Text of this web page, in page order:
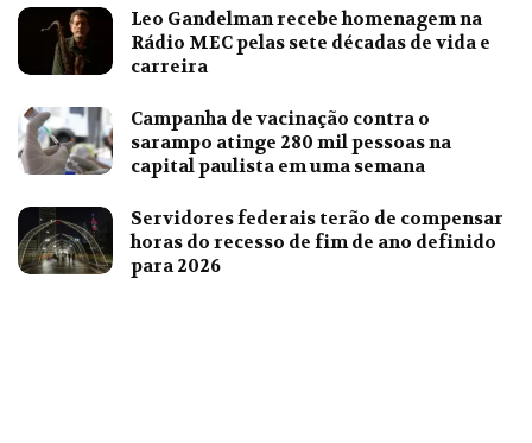
Leo Gandelman recebe homenagem na
Rádio MEC pelas sete décadas de vida e
carreira
Campanha de vacinação contra o
sarampo atinge 280 mil pessoas na
capital paulista em uma semana
Servidores federais terão de compensar
horas do recesso de fim de ano definido
para 2026